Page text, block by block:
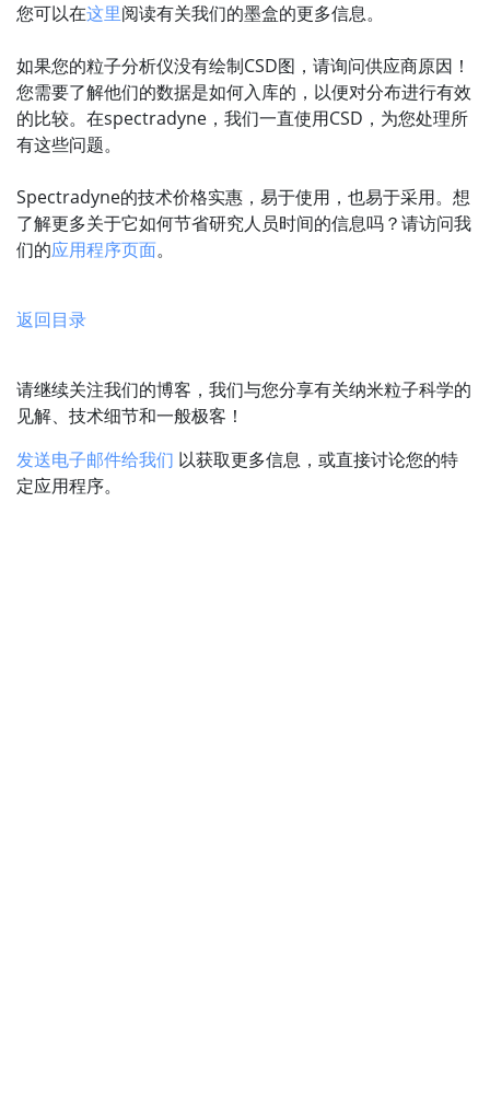
您可以在这里阅读有关我们的墨盒的更多信息。
如果您的粒子分析仪没有绘制CSD图，请询问供应商原因！
您需要了解他们的数据是如何入库的，以便对分布进行有效
的比较。在spectradyne，我们一直使用CSD，为您处理所
有这些问题。
Spectradyne的技术价格实惠，易于使用，也易于采用。想
了解更多关于它如何节省研究人员时间的信息吗？请访问我
们的应用程序页面。
返回目录
请继续关注我们的博客，我们与您分享有关纳米粒子科学的
见解、技术细节和一般极客！
发送电子邮件给我们 以获取更多信息，或直接讨论您的特
定应用程序。